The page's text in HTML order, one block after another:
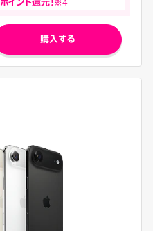
ポイント還元！※4
購入する